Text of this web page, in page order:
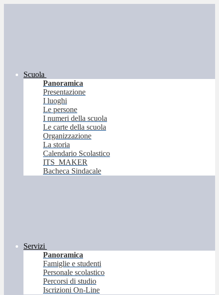
Scuola
Panoramica
Presentazione
I luoghi
Le persone
I numeri della scuola
Le carte della scuola
Organizzazione
La storia
Calendario Scolastico
ITS_MAKER
Bacheca Sindacale
Servizi
Panoramica
Famiglie e studenti
Personale scolastico
Percorsi di studio
Iscrizioni On-Line